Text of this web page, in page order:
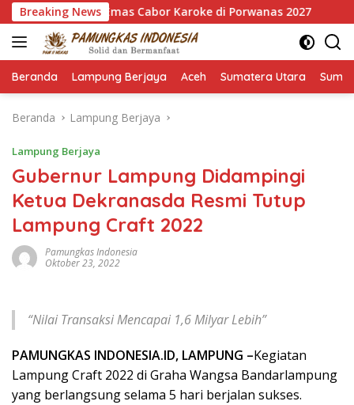
Langsung
ke
konten
Breaking News
7 Emas Cabor Karoke di Porwanas 2027 Pimpin
Beranda Lampung Berjaya Aceh Sumatera Utara
Beranda Lampung Berjaya
Lampung Berjaya
Gubernur Lampung Didampingi
Ketua Dekranasda Resmi Tutup
Lampung Craft 2022
Pamungkas Indonesia
Oktober 23, 2022
“Nilai Transaksi Mencapai 1,6 Milyar Lebih”
PAMUNGKAS INDONESIA.ID, LAMPUNG –Kegiatan
Lampung Craft 2022 di Graha Wangsa Bandarlampung
yang berlangsung selama 5 hari berjalan sukses.